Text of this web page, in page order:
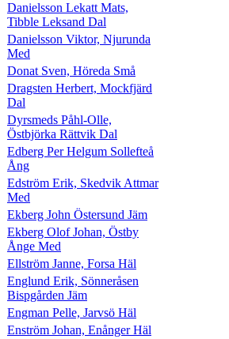
Danielsson Lekatt Mats,
Tibble Leksand Dal
Danielsson Viktor, Njurunda
Med
Donat Sven, Höreda Små
Dragsten Herbert, Mockfjärd
Dal
Dyrsmeds Påhl-Olle,
Östbjörka Rättvik Dal
Edberg Per Helgum Sollefteå
Ång
Edström Erik, Skedvik Attmar
Med
Ekberg John Östersund Jäm
Ekberg Olof Johan, Östby
Ånge Med
Ellström Janne, Forsa Häl
Englund Erik, Sönneråsen
Bispgården Jäm
Engman Pelle, Jarvsö Häl
Enström Johan, Enånger Häl